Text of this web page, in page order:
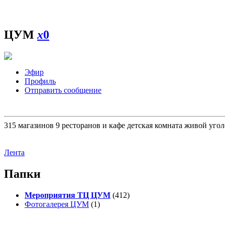
ЦУМx0
Эфир
Профиль
Отправить сообщение
315 магазинов 9 ресторанов и кафе детская комната живой
Лента
Папки
Мероприятия ТЦ ЦУМ (412)
Фотогалерея ЦУМ (1)